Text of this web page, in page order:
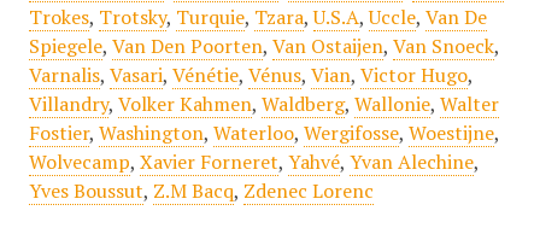
Trokes, Trotsky, Turquie, Tzara,U.S.A,Uccle, Van De
Spiegele, Van Den Poorten, Van Ostaijen, Van Snoeck,
Varnalis, Vasari, Vénétie, Vénus, Vian, Victor Hugo,
Villandry, Volker Kahmen, Waldberg, Wallonie, Walter
Fostier, Washington, Waterloo, Wergifosse, Woestijne,
Wolvecamp, Xavier Forneret, Yahvé, Yvan Alechine,
Yves Boussut, Z.M Bacq, Zdenec Lorenc